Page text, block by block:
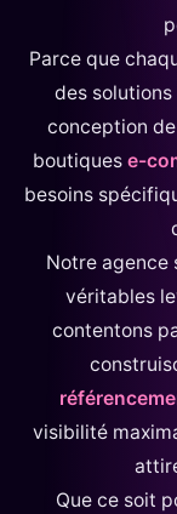
Parce que
des
conception
boutiques e-
besoins
Notre agence
véritables
contentons
visibilité
Que ce soit